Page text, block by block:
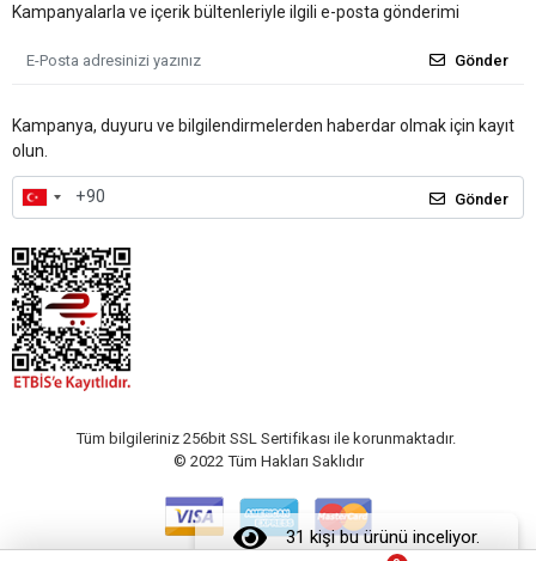
31 kişi bu ürünü inceliyor.
Kampanyalarla ve içerik bültenleriyle ilgili e-posta gönderimi
Gönder
Kampanya, duyuru ve bilgilendirmelerden haberdar olmak için kayıt
olun.
Gönder
Tüm bilgileriniz 256bit SSL Sertifikası ile korunmaktadır.
© 2022 Tüm Hakları Saklıdır